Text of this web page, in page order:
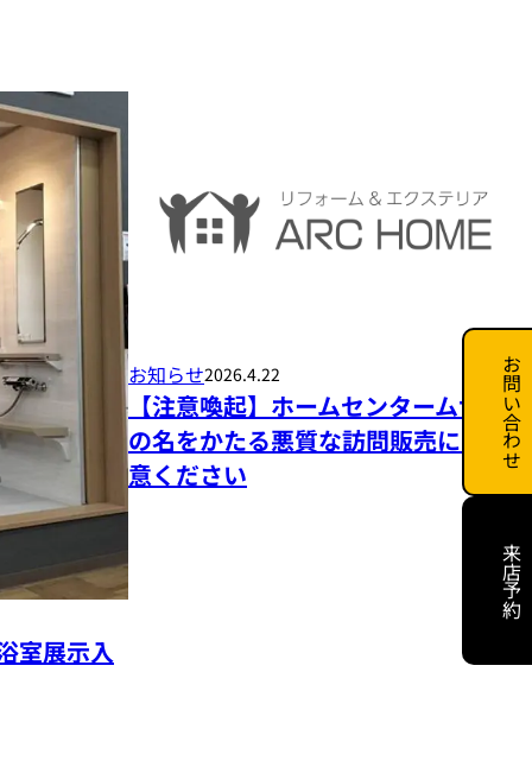
室展示入
お知らせ2026.4.22
【注意喚起】ホームセンタームサシ
の名をかたる悪質な訪問販売にご注
意ください
お問い合わせ
来店予約